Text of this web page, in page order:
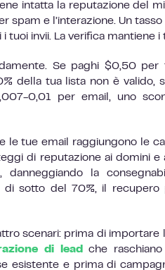
intatta la reputazione del
spam e l’interazione. Un
invii. La verifica mantiene
Se paghi $0,50
della tua lista non è valido,
0,01 per email, uno
le tue email raggiungono le
di reputazione ai domini
danneggiando la
sotto del 70%, il
scenari: prima di
di lead
che
esistente e prima di